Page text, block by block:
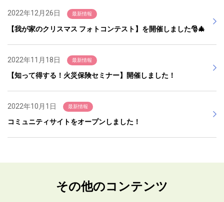
2022年12月26日 最新情報
【我が家のクリスマス フォトコンテスト】を開催しました🎅🎄
2022年11月18日 最新情報
【知って得する！火災保険セミナー】開催しました！
2022年10月1日 最新情報
コミュニティサイトをオープンしました！
その他のコンテンツ